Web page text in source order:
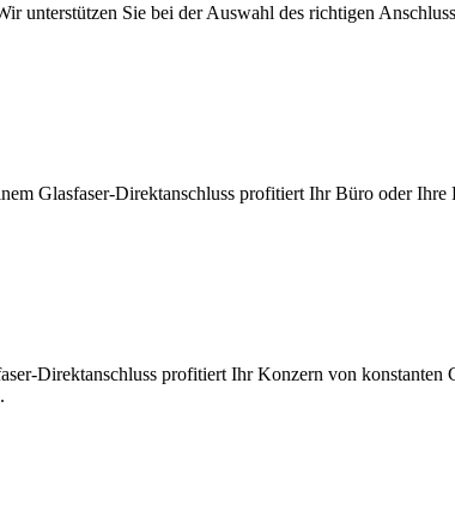
unterstützen Sie bei der Auswahl des richtigen
Glasfaser-Direktanschluss profitiert Ihr Büro oder
Direktanschluss profitiert Ihr Konzern von